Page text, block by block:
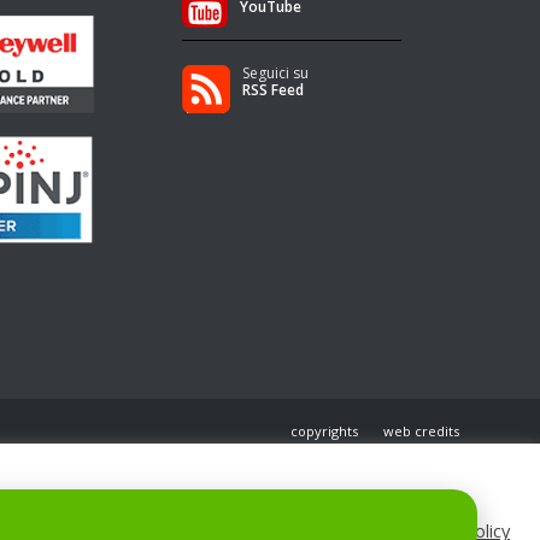
YouTube
Seguici su
RSS Feed
copyrights web credits
Cookie Policy